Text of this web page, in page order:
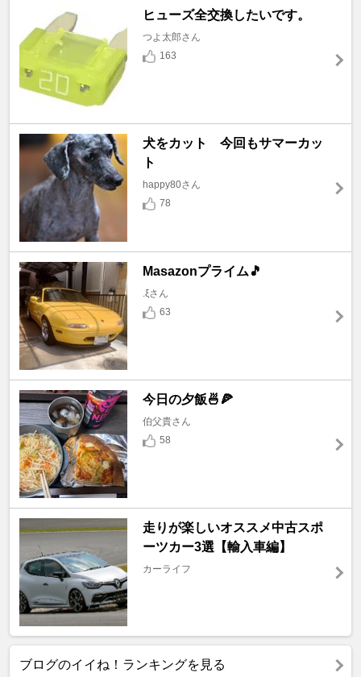
ヒューズ全交換したいです。
つよ太郎さん
163
犬をカット 今回もサマーカッ
ト
happy80さん
78
Masazonプライム🎵
.ξさん
63
今日の夕飯🍜🍕
伯父貴さん
58
走りが楽しいオススメ中古スポ
ーツカー3選【輸入車編】
カーライフ
ブログのイイね！ランキングを見る